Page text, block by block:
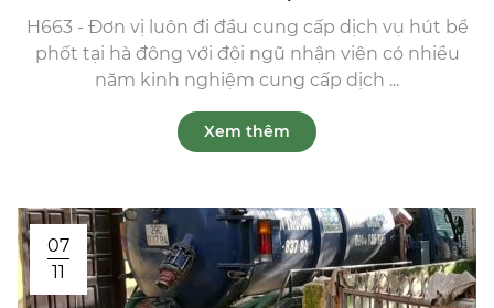
H663 - Đơn vị luôn đi đầu cung cấp dịch vụ hút bể
phốt tại hà đông với đội ngũ nhận viên có nhiều
năm kinh nghiệm cung cấp dịch ...
Xem thêm
07
11